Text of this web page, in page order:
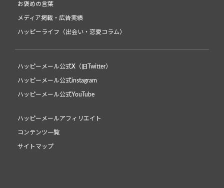
お褒めの言葉
メディア掲載・広告実績
ハッピーライフ（出会い・恋愛コラム）
ハッピーメール公式X（旧Twitter）
ハッピーメール公式instagram
ハッピーメール公式YouTube
ハッピーメールアフィリエイト
コンテンツ一覧
サイトマップ